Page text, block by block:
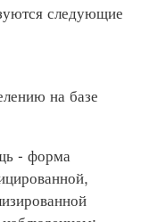
следующие
на базе
- форма